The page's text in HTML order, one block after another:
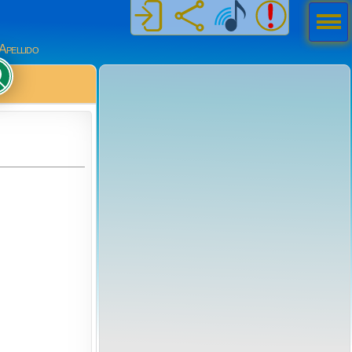
Men
ú